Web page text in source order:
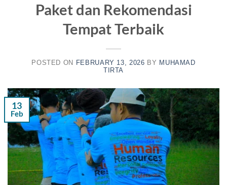
Paket dan Rekomendasi
Tempat Terbaik
POSTED ON FEBRUARY 13, 2026 BY MUHAMAD
TIRTA
13
Feb